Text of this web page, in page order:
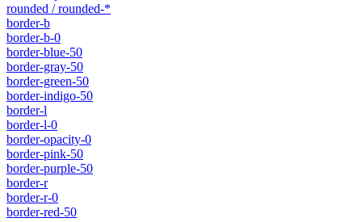
rounded / rounded-*
border-b
border-b-0
border-blue-50
border-gray-50
border-green-50
border-indigo-50
border-l
border-l-0
border-opacity-0
border-pink-50
border-purple-50
border-r
border-r-0
border-red-50